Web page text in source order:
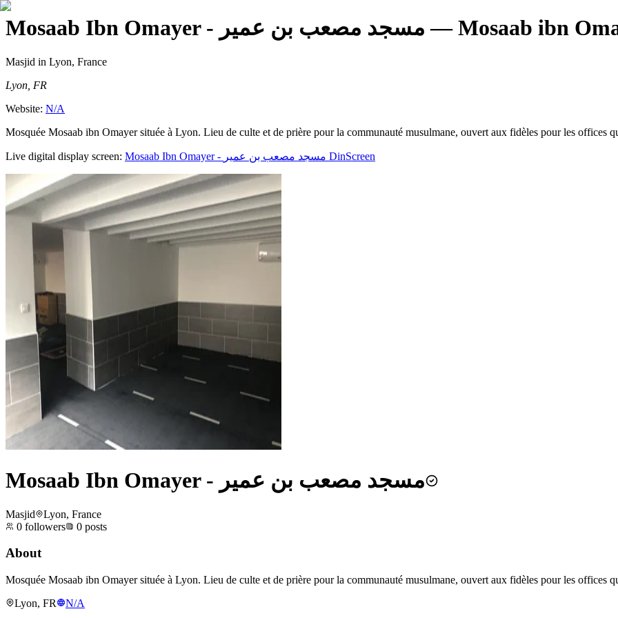
Mosaab Ibn Omayer - مسجد مصعب بن عمير
Masjid in Lyon, France
Lyon, FR
Website: N/A
Mosquée Mosaab ibn Omayer située à Lyon. Lieu de culte et de prière pour la communauté musulmane, ouvert aux fidèles pour les offices
Live digital display screen: Mosaab Ibn Omayer - مسجد مصعب بن عمير DinScreen
Mosaab Ibn Omayer - مسجد مصعب بن عمير
Masjid
Lyon, France
0 followers 0 posts
About
Mosquée Mosaab ibn Omayer située à Lyon. Lieu de culte et de prière pour la communauté musulmane, ouvert aux fidèles pour les offices
Lyon, FR
N/A